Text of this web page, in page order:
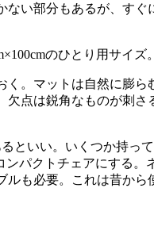
ない部分もあるが、すぐ
のひとり用サイズ
。マットは自然に膨
点は鋭角なものが刺
といい。いくつか持っ
パクトチェアにする
も必要。これは昔か